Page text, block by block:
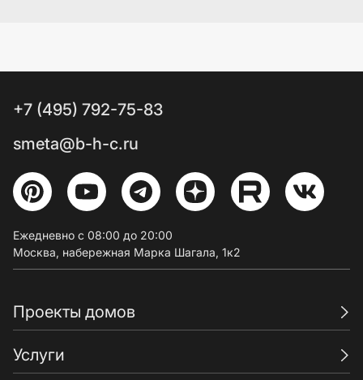
Проекты домов
Услуги
+7 (495) 792-75-83
smeta@b-h-c.ru
Ежедневно с 08:00 до 20:00
Москва, набережная Марка Шагала, 1к2